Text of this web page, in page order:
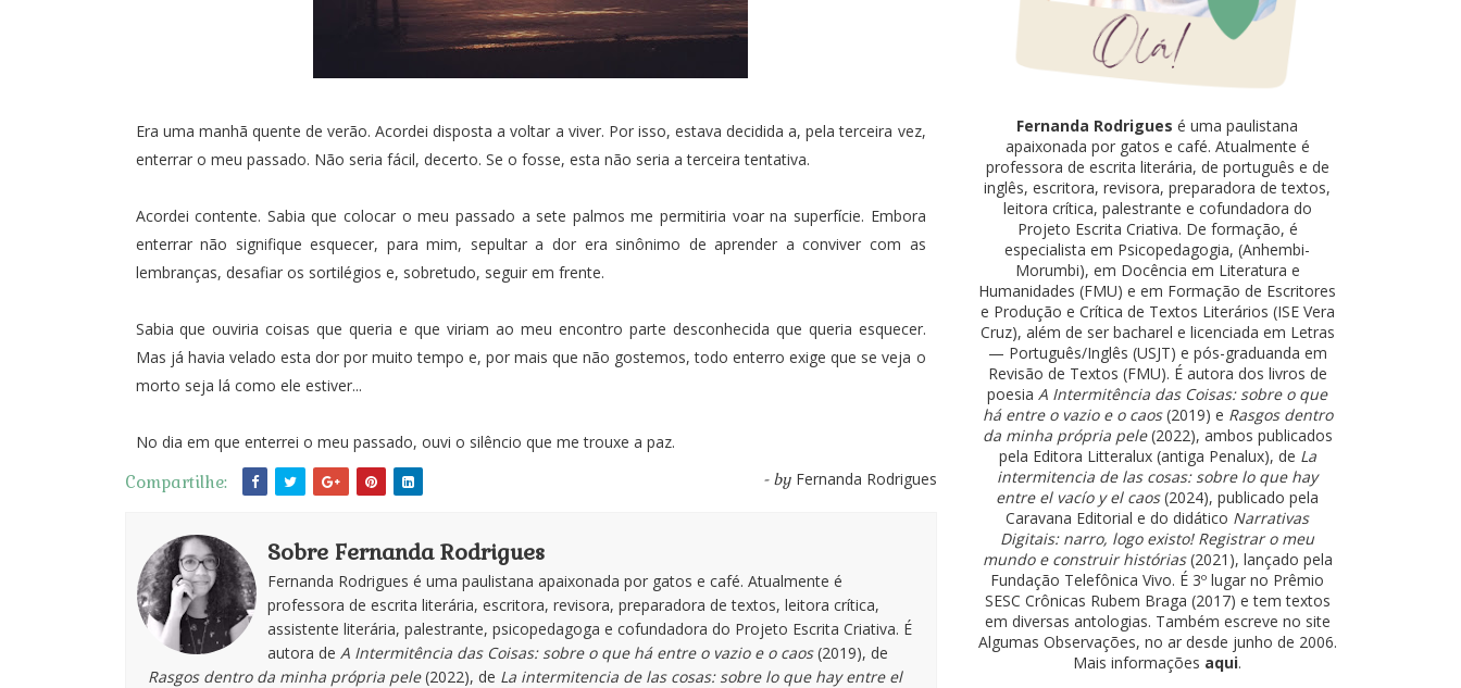
Era uma manhã quente de verão. Acordei disposta a voltar a viver. Por isso, estava decidida a, pela terceira vez,
enterrar o meu passado. Não seria fácil, decerto. Se o fosse, esta não seria a terceira tentativa.
Acordei contente. Sabia que colocar o meu passado a sete palmos me permitiria voar na superfície. Embora
enterrar não signifique esquecer, para mim, sepultar a dor era sinônimo de aprender a conviver com as
lembranças, desafiar os sortilégios e, sobretudo, seguir em frente.
Sabia que ouviria coisas que queria e que viriam ao meu encontro parte desconhecida que queria esquecer.
Mas já havia velado esta dor por muito tempo e, por mais que não gostemos, todo enterro exige que se veja o
morto seja lá como ele estiver...
No dia em que enterrei o meu passado, ouvi o silêncio que me trouxe a paz.
Compartilhe:
- by Fernanda Rodrigues
Sobre Fernanda Rodrigues
Fernanda Rodrigues é uma paulistana apaixonada por gatos e café. Atualmente é
professora de escrita literária, escritora, revisora, preparadora de textos, leitora crítica,
assistente literária, palestrante, psicopedagoga e cofundadora do Projeto Escrita Criativa. É
autora de A Intermitência das Coisas: sobre o que há entre o vazio e o caos(2019), de
Rasgos dentro da minha própria pele(2022), de La intermitencia de las cosas: sobre lo que hay entre el
Fernanda Rodrigues é uma paulistana
apaixonada por gatos e café. Atualmente é
professora de escrita literária, de português e de
inglês, escritora, revisora, preparadora de textos,
leitora crítica, palestrante e cofundadora do
Projeto Escrita Criativa. De formação, é
especialista em Psicopedagogia, (Anhembi-
Morumbi), em Docência em Literatura e
Humanidades (FMU) e em Formação de Escritores
e Produção e Crítica de Textos Literários (ISE Vera
Cruz), além de ser bacharel e licenciada em Letras
— Português/Inglês (USJT) e pós-graduanda em
Revisão de Textos (FMU). É autora dos livros de
poesia A Intermitência das Coisas: sobre o que
há entre o vazio e o caos(2019) e Rasgos dentro
da minha própria pele(2022), ambos publicados
pela Editora Litteralux (antiga Penalux), de La
intermitencia de las cosas: sobre lo que hay
entre el vacío y el caos(2024), publicado pela
Caravana Editorial e do didático Narrativas
Digitais: narro, logo existo! Registrar o meu
mundo e construir histórias(2021), lançado pela
Fundação Telefônica Vivo. É 3º lugar no Prêmio
SESC Crônicas Rubem Braga (2017) e tem textos
em diversas antologias. Também escreve no site
Algumas Observações, no ar desde junho de 2006.
Mais informações aqui.